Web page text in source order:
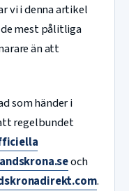
vi i denna artikel
mest pålitliga
än att
som händer i
regelbundet
och
.